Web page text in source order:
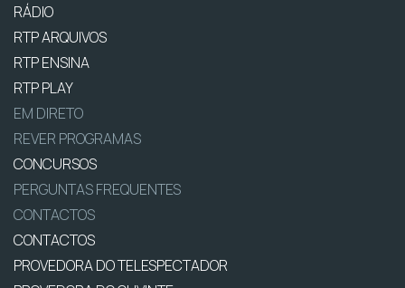
RÁDIO
RTP ARQUIVOS
RTP ENSINA
RTP PLAY
EM DIRETO
REVER PROGRAMAS
CONCURSOS
PERGUNTAS FREQUENTES
CONTACTOS
CONTACTOS
PROVEDORA DO TELESPECTADOR